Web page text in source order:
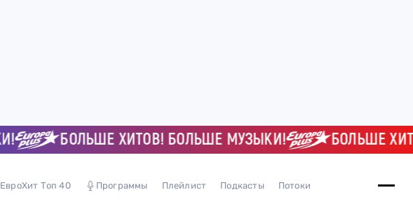
БОЛЬШЕ ХИТОВ! БОЛЬШЕ МУЗЫКИ! БОЛЬШЕ
ЕвроХит Топ 40 Программы Плейлист Подкасты Потоки